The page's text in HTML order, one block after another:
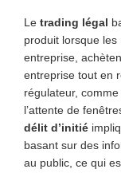
Le trading légal
produit lorsque les
entreprise,
entreprise tout en
régulateur,
l’attente de
délit d’initié
basant sur des
au public, ce qui